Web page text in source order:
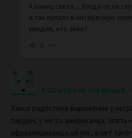
А конец света… Когда-то он
и так попало в интересную
увидим, кто знает.
5
FOX короче северный
Какое радостное выражение у
пардон, у негра американца, опять
афроамериканца,ой упс, а нет